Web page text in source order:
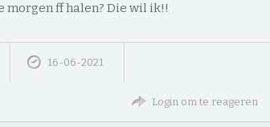
morgen ff halen? Die wil ik!!
16-06-2021
Login om te reageren